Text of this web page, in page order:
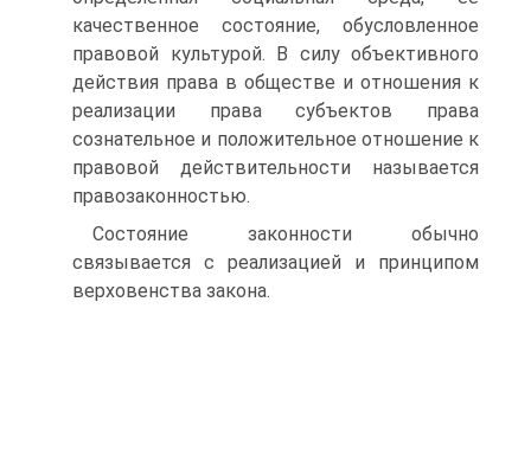
качественное состояние, обусловленное
правовой культурой. В силу объективного
действия права в обществе и отношения к
реализации права субъектов права
сознательное и положительное отношение к
правовой действительности называется
правозаконностью.
Состояние законности обычно
связывается с реализацией и принципом
верховенства закона.